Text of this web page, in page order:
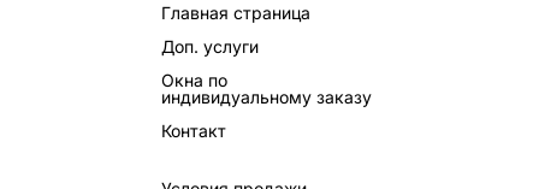
Главная страница
Доп. услуги
Окна по
индивидуальному заказу
Контакт